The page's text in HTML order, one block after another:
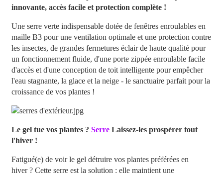
innovante, accès facile et protection complète !
Une serre verte indispensable dotée de fenêtres enroulables en
maille B3 pour une ventilation optimale et une protection contre
les insectes, de grandes fermetures éclair de haute qualité pour
un fonctionnement fluide, d'une porte zippée enroulable facile
d'accès et d'une conception de toit intelligente pour empêcher
l'eau stagnante, la glace et la neige - le sanctuaire parfait pour la
croissance de vos plantes !
Le gel tue vos plantes ? Serre Laissez-les prospérer tout
l'hiver !
Fatigué(e) de voir le gel détruire vos plantes préférées en
hiver ? Cette serre est la solution : elle maintient une